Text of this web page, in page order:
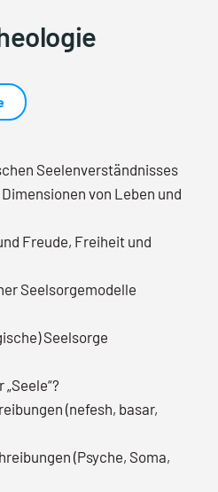
Seelenverständnisses
von Leben und
Freude, Freiheit und
Seelsorgemodelle
Seelsorge
(nefesh, basar,
(Psyche, Soma,